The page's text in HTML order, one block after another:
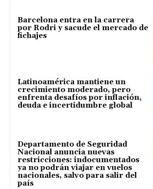
Barcelona entra en la carrera
por Rodri y sacude el mercado de
fichajes
Latinoamérica mantiene un
crecimiento moderado, pero
enfrenta desafíos por inflación,
deuda e incertidumbre global
Departamento de Seguridad
Nacional anuncia nuevas
restricciones: indocumentados
ya no podrán viajar en vuelos
nacionales, salvo para salir del
país